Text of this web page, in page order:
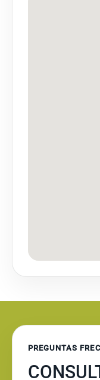
PREGUNTAS